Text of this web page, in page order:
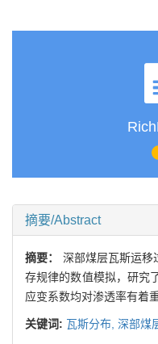
摘要/Abstract
摘要： 深部煤层瓦斯运移
存规律的数值模拟，研究
应变系数均对渗透率有着
关键词: 瓦斯分布, 深部煤